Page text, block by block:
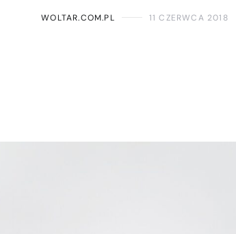
WOLTAR.COM.PL 11 CZERWCA 2018